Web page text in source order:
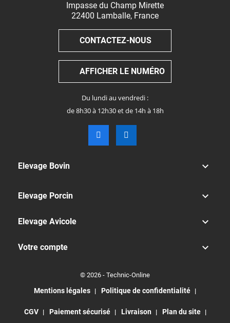
Impasse du Champ Mirette
22400 Lamballe, France
CONTACTEZ-NOUS
AFFICHER LE NUMÉRO
Du lundi au vendredi :
de 8h30 à 12h30 et de 14h à 18h
Elevage Bovin 
Elevage Porcin 
Elevage Avicole 
Votre compte 
© 2026 - Technic-Online
Mentions légales Politique de confidentialité
CGV Paiement sécurisé Livraison Plan du site